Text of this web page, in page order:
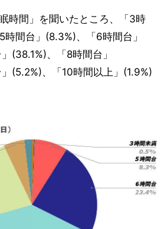
時間」を聞いたところ、「3時
間台」(8.3%)、「6時間台」
(38.1%)、「8時間台」
(5.2%)、「10時間以上」(1.9%)